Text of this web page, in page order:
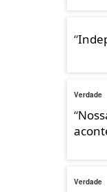
“
Verdade
“
Verdade